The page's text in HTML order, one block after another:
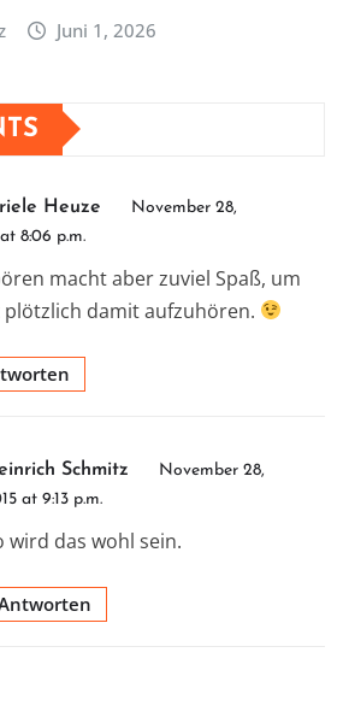
Juni 1, 2026
Heuze
November 28,
8:06 p.m.
macht aber zuviel Spaß, um
plötzlich damit aufzuhören.
Schmitz
November 28,
at 9:13 p.m.
wird das wohl sein.